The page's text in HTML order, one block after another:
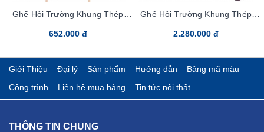
Ghế Hội Trường Khung Thép
652.000 đ
Ghế Hội Trường Khung Thép
2.280.000 đ
Giới Thiệu Đại lý Sản phẩm Hướng dẫn
Bảng mã màu
Công trình
Liên hệ mua hàng Tin tức nội thất
THÔNG TIN CHUNG